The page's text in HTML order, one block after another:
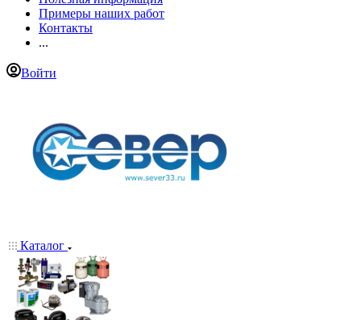
Примеры наших работ
Контакты
...
Войти
Каталог